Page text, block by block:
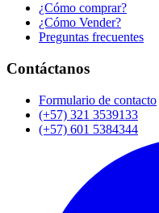
¿Cómo comprar?
¿Cómo Vender?
Preguntas frecuentes
Contáctanos
Formulario de contacto
(+57) 321 3539133
(+57) 601 5384344